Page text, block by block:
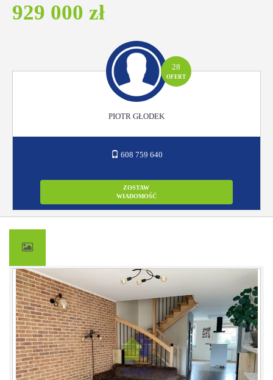
929 000 zł
28
OFERT
PIOTR GŁODEK
608 759 640
ZOSTAW
WIADOMOŚĆ